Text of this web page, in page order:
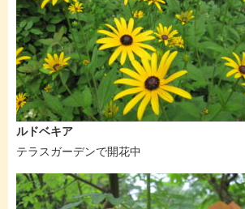
ルドベキア
テラスガーデンで開花中